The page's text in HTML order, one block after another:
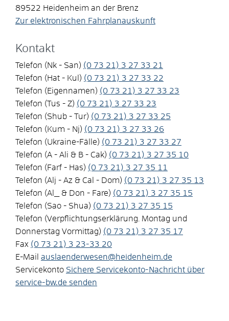
89522 Heidenheim an der Brenz
Zur elektronischen Fahrplanauskunft
Kontakt
Telefon (Nk - San) (0 73 21) 3 27 33 21
Telefon (Hat - Kul) (0 73 21) 3 27 33 22
Telefon (Eigennamen) (0 73 21) 3 27 33 23
Telefon (Tus - Z) (0 73 21) 3 27 33 23
Telefon (Shub - Tur) (0 73 21) 3 27 33 25
Telefon (Kum - Nj) (0 73 21) 3 27 33 26
Telefon (Ukraine-Fälle) (0 73 21) 3 27 33 27
Telefon (A - Ali & B - Cak) (0 73 21) 3 27 35 10
Telefon (Farf - Has) (0 73 21) 3 27 35 11
Telefon (Alj - Az & Cal - Dom) (0 73 21) 3 27 35 13
Telefon (Al_ & Don - Fare) (0 73 21) 3 27 35 15
Telefon (Sao - Shua) (0 73 21) 3 27 35 15
Telefon (Verpflichtungserklärung. Montag und
Donnerstag Vormittag) (0 73 21) 3 27 35 17
Fax (0 73 21) 3 23-33 20
E-Mail auslaenderwesen@heidenheim.de
Servicekonto Sichere Servicekonto-Nachricht über
service-bw.de senden